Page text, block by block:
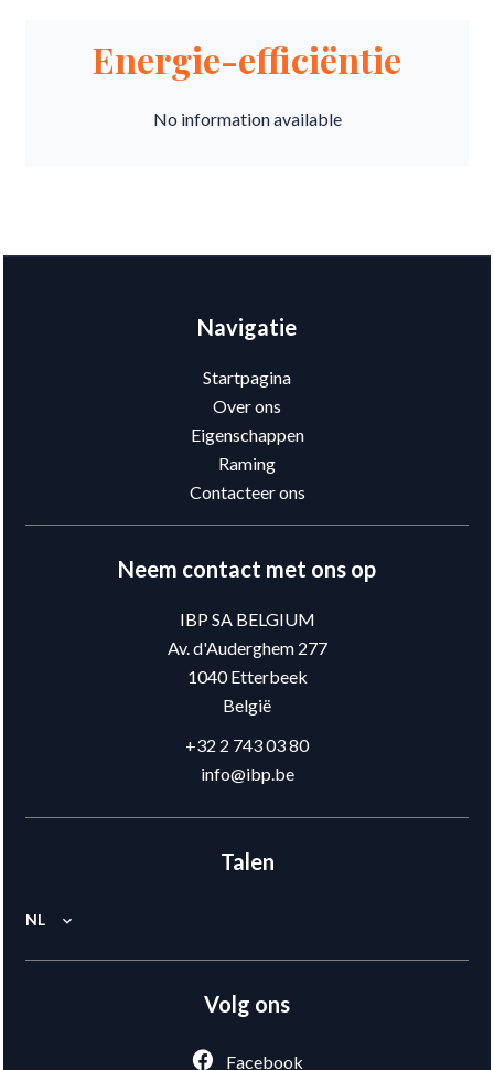
Energie-efficiëntie
No information available
Navigatie
Startpagina
Over ons
Eigenschappen
Raming
Contacteer ons
Neem contact met ons op
IBP SA BELGIUM
Av. d'Auderghem 277
1040Etterbeek
België
+32 2 743 03 80
info@ibp.be
Talen
NL
Volg ons
Facebook